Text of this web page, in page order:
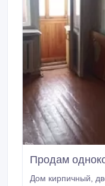
Продам
Дом кирпичный, дверь металлическая, санузел